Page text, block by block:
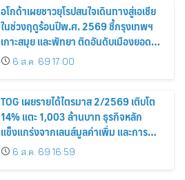
อโกด้าเผยชาวยุโรปสนใจเดินทางสู่เอเชีย
ในช่วงฤดูร้อนปีพ.ศ. 2569 ชี้กรุงเทพฯ
เกาะสมุย และพัทยา ติดอันดับเมืองยอด
นิยม6 ส.ค. 69 17:00
TOG เผยรายได้ไตรมาส 2/2569 เติบโต
14% แตะ 1,003 ล้านบาท ธุรกิจหลัก
แข็งแกร่งจากเลนส์มูลค่าเพิ่ม และการ
ขยายตลาดต่างประเทศ พร้อมเดินหน้า
ลงทุนเพื่อการเติบโตระยะยาว
6 ส.ค. 69 16:59